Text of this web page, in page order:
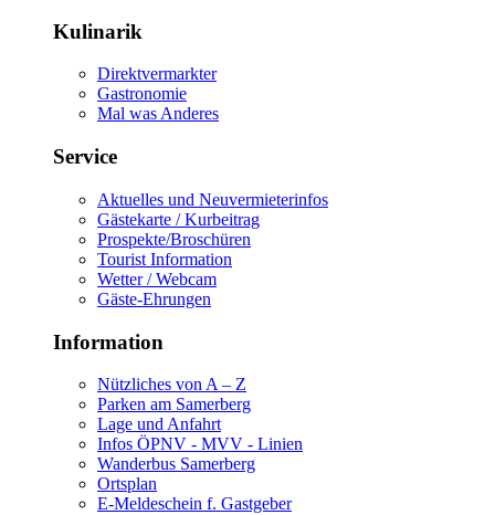
Kulinarik
Direktvermarkter
Gastronomie
Mal was Anderes
Service
Aktuelles und Neuvermieterinfos
Gästekarte / Kurbeitrag
Prospekte/Broschüren
Tourist Information
Wetter / Webcam
Gäste-Ehrungen
Information
Nützliches von A – Z
Parken am Samerberg
Lage und Anfahrt
Infos ÖPNV - MVV - Linien
Wanderbus Samerberg
Ortsplan
E-Meldeschein f. Gastgeber